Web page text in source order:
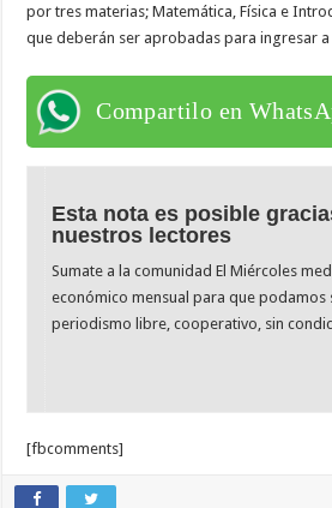
por tres materias; Matemática, Física e
que deberán ser aprobadas para ingresar
Compartilo en
Esta nota es posible
nuestros lectores
Sumate a la comunidad El Miércoles
económico mensual para que podamos
periodismo libre, cooperativo, sin
[fbcomments]